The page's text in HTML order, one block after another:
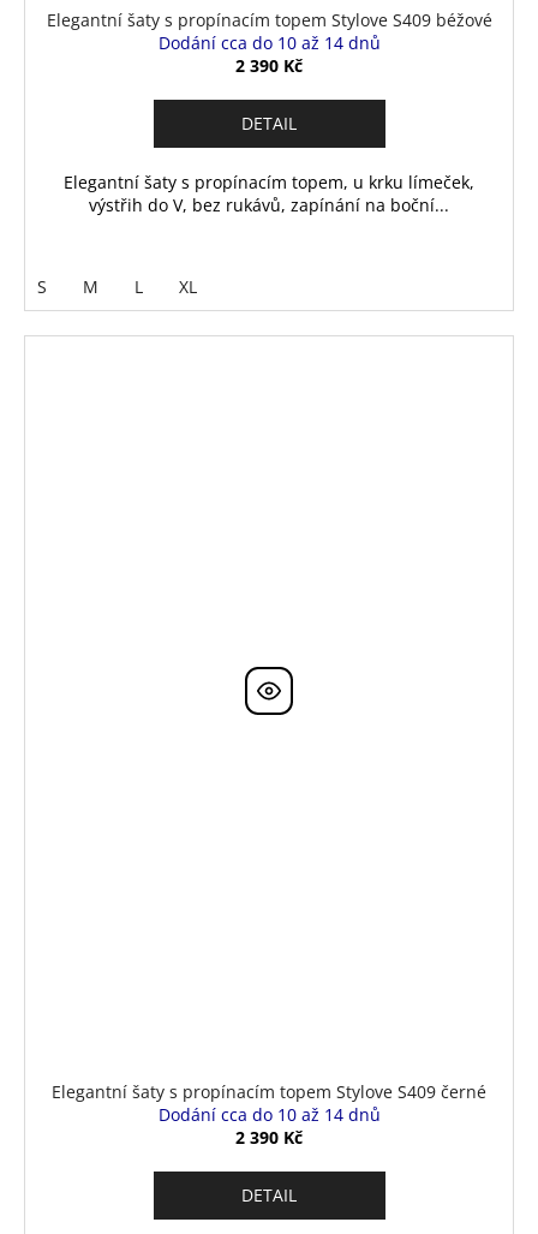
Elegantní šaty s propínacím topem Stylove S409 béžové
Dodání cca do 10 až 14 dnů
2 390 Kč
DETAIL
Elegantní šaty s propínacím topem, u krku límeček,
výstřih do V, bez rukávů, zapínání na boční...
S M L XL
Elegantní šaty s propínacím topem Stylove S409 černé
Dodání cca do 10 až 14 dnů
2 390 Kč
DETAIL